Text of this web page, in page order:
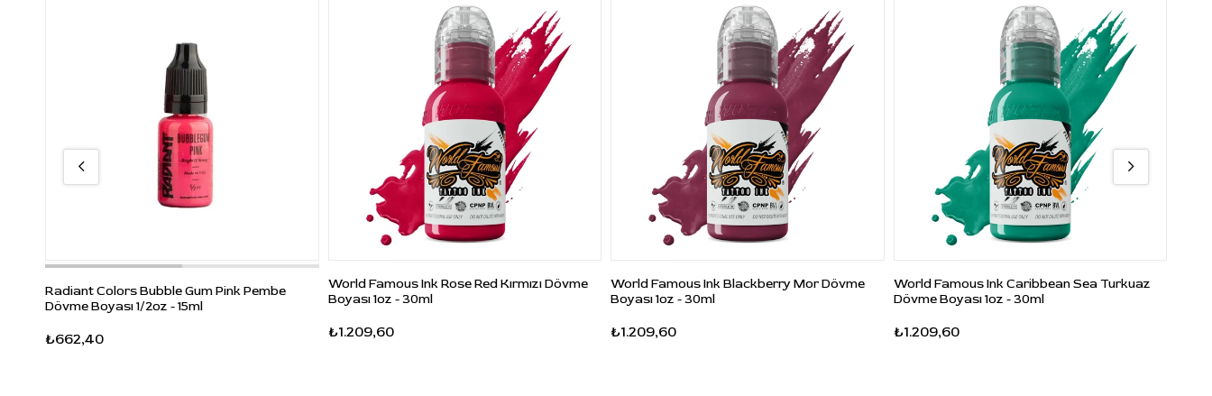
C: Nice Yellow, sarı tona sahip bir dövme boyasıdır.
S: Hangi çalışmalarda kullanılabilir?
C: Sarı dolgu, vurgu detayları, sıcak renk geçişleri ve
renkli dövme çalışmalarında kullanılabilir.
S: Ürün hacmi nedir?
C: Ürün 1oz - 30ml hacmindedir.
S: Ürün vegan mı?
C: Evet, vegan friendly formüle sahiptir ve hayvanlar
üzerinde test edilmemiştir.
Radiant Colors Bubble Gum Pink Pembe
Dövme Boyası 1/2oz - 15ml
₺662,40
World Famous Ink Rose Red Kırmızı Dövme
Boyası 1oz - 30ml
₺1.209,60
World Famous Ink Blackberry Mor Dövme
Boyası 1oz - 30ml
₺1.209,60
World Famous Ink Caribbean Sea Turkuaz
Dövme Boyası 1oz - 30ml
₺1.209,60